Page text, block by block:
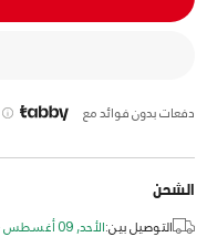
دفعات بدون فوائد مع
الشحن
التوصيل بين:الأحد, 09 أغسطس - الثلاثاء, 11 أغسطس